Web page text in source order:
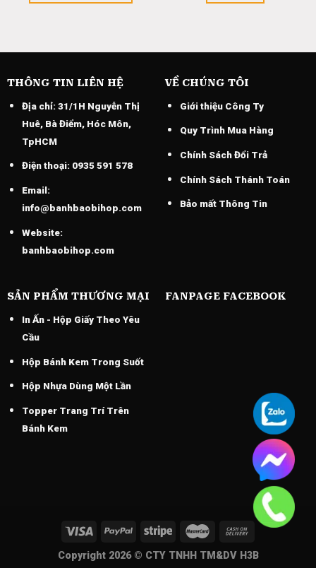
THÔNG TIN LIÊN HỆ
Địa chỉ:31/1H Nguyễn Thị
Huê, Bà Điểm, Hóc Môn,
TpHCM
Điện thoại:0935 591 578
Email:
info@banhbaobihop.com
Website:
banhbaobihop.com
VỀ CHÚNG TÔI
Giới thiệu Công Ty
Quy Trình Mua Hàng
Chính Sách Đổi Trả
Chính Sách Thánh Toán
Bảo mất Thông Tin
SẢN PHẨM THƯƠNG MẠI
In Ấn - Hộp Giấy Theo Yêu
Cầu
Hộp Bánh Kem Trong Suốt
Hộp Nhựa Dùng Một Lần
Topper Trang Trí Trên
Bánh Kem
FANPAGE FACEBOOK
Copyright 2026 © CTY TNHH TM&DV H3B